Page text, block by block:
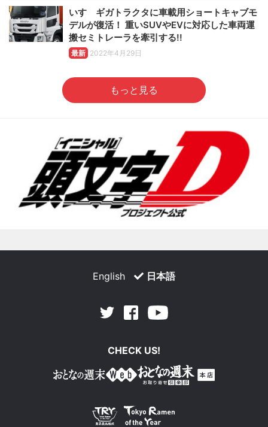
いすゞギガトラクタに車載用ショートキャブモ
デルが復活！ 重いSUVやEVに対応した車両運
搬セミトレーラを牽引する!!
最新 2022年4月29日
もっと見る
English 日本語
Twitter Facebook
CHECK US!